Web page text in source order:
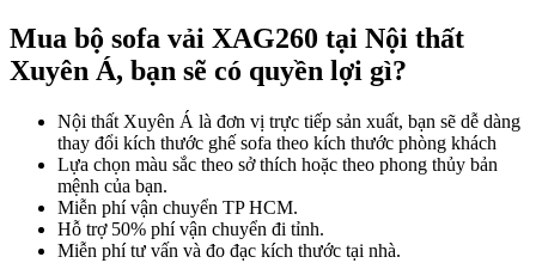
Mua bộ sofa vải XAG260 tại Nội thất
Xuyên Á, bạn sẽ có quyền lợi gì?
Nội thất Xuyên Á là đơn vị trực tiếp sản xuất, bạn sẽ dễ dàng
thay đổi kích thước ghế sofa theo kích thước phòng khách
Lựa chọn màu sắc theo sở thích hoặc theo phong thủy bản
mệnh của bạn.
Miễn phí vận chuyển TP HCM.
Hỗ trợ 50% phí vận chuyển đi tỉnh.
Miễn phí tư vấn và đo đạc kích thước tại nhà.